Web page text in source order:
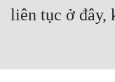
Huyền Ảo
liên tục ở đây,